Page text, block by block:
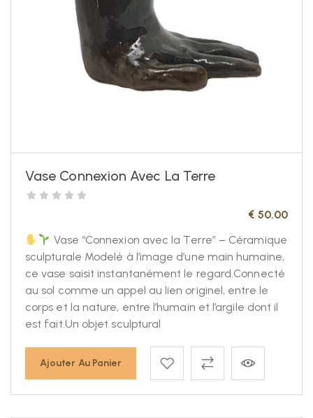
Vase Connexion Avec La Terre
€ 50.00
Vase “Connexion avec la Terre” – Céramique
sculpturale Modelé à l’image d’une main humaine,
ce vase saisit instantanément le regard.Connecté
au sol comme un appel au lien originel, entre le
corps et la nature, entre l’humain et l’argile dont il
est fait.Un objet sculptural
Ajouter Au Panier